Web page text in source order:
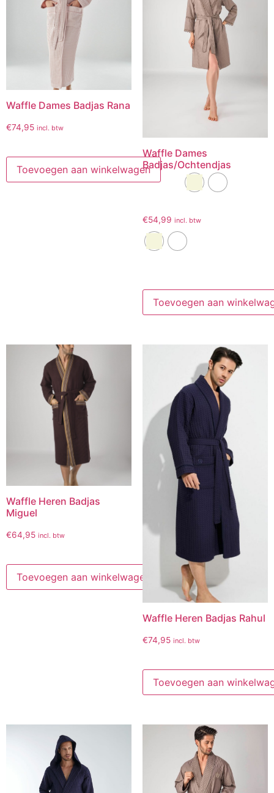
Waffle Dames Badjas Rana
€74,95 incl. btw
Toevoegen aan winkelwagen
Waffle Dames
Badjas/Ochtendjas
€54,99 incl. btw
Toevoegen aan
Waffle Heren Badjas
Miguel
€64,95 incl. btw
Toevoegen aan winkelwagen
Waffle Heren Badjas Rahul
€74,95 incl. btw
Toevoegen aan